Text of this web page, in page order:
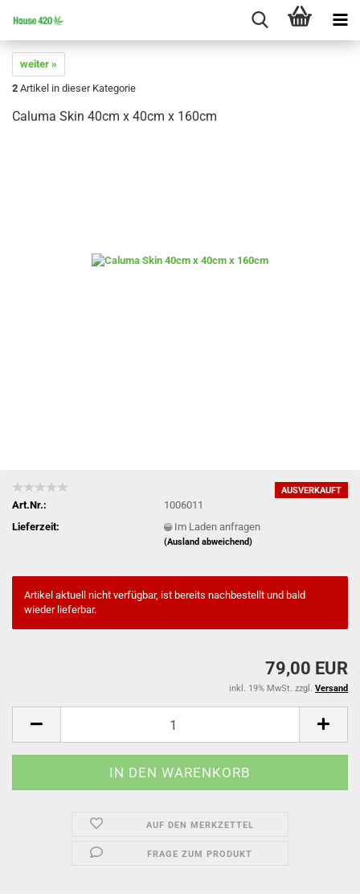
weiter »
2 Artikel in dieser Kategorie
Caluma Skin 40cm x 40cm x 160cm
AUSVERKAUFT
Art.Nr.:
1006011
Lieferzeit:
Im Laden anfragen
(Ausland abweichend)
Artikel aktuell nicht verfügbar, ist bereits nachbestellt und bald
wieder lieferbar.
79,00 EUR
inkl. 19% MwSt. zzgl. Versand
AUF DEN MERKZETTEL
FRAGE ZUM PRODUKT